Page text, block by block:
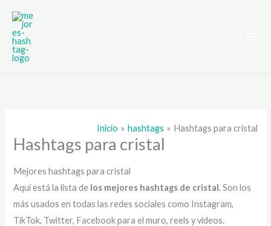
contenido
Inicio hashtags Hashtags para cristal
Hashtags para cristal
Mejores hashtags para cristal
Aquí está la lista de los mejores hashtags de cristal.Son los
más usados en todas las redes sociales como Instagram,
TikTok, Twitter, Facebook para el muro, reels y videos.